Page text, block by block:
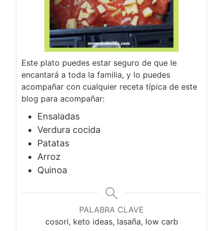
Este plato puedes estar seguro de que le
encantará a toda la familia, y lo puedes
acompañar con cualquier receta típica de este
blog para acompañar:
Ensaladas
Verdura cocida
Patatas
Arroz
Quinoa
PALABRA CLAVE
cosori, keto ideas, lasaña, low carb